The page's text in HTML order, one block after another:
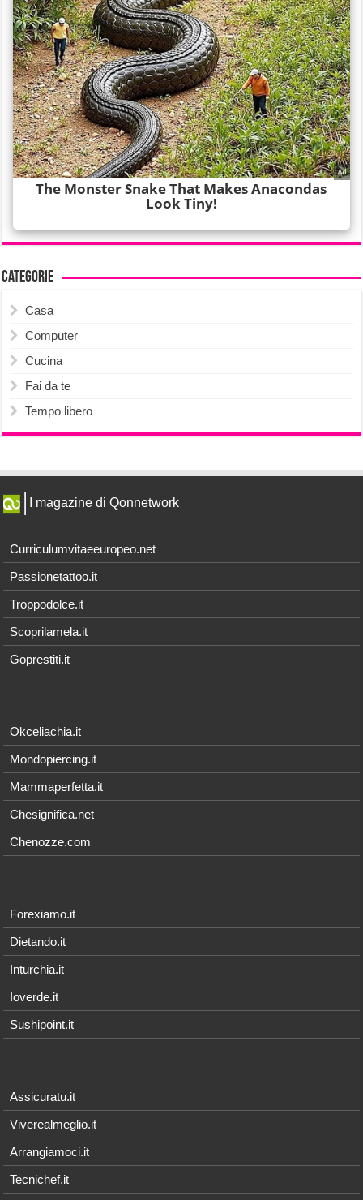
Categorie
Casa
Computer
Cucina
Fai da te
Tempo libero
I magazine di Qonnetwork
Curriculumvitaeeuropeo.net
Passionetattoo.it
Troppodolce.it
Scoprilamela.it
Goprestiti.it
Okceliachia.it
Mondopiercing.it
Mammaperfetta.it
Chesignifica.net
Chenozze.com
Forexiamo.it
Dietando.it
Inturchia.it
Ioverde.it
Sushipoint.it
Assicuratu.it
Viverealmeglio.it
Arrangiamoci.it
Tecnichef.it